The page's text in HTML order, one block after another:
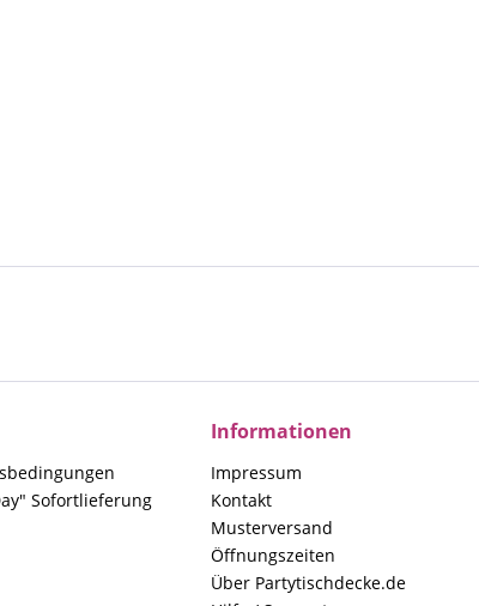
Sofortlieferung
Informationen
Impressum
Kontakt
Musterversand
Öffnungszeiten
Über Partytischdecke.de